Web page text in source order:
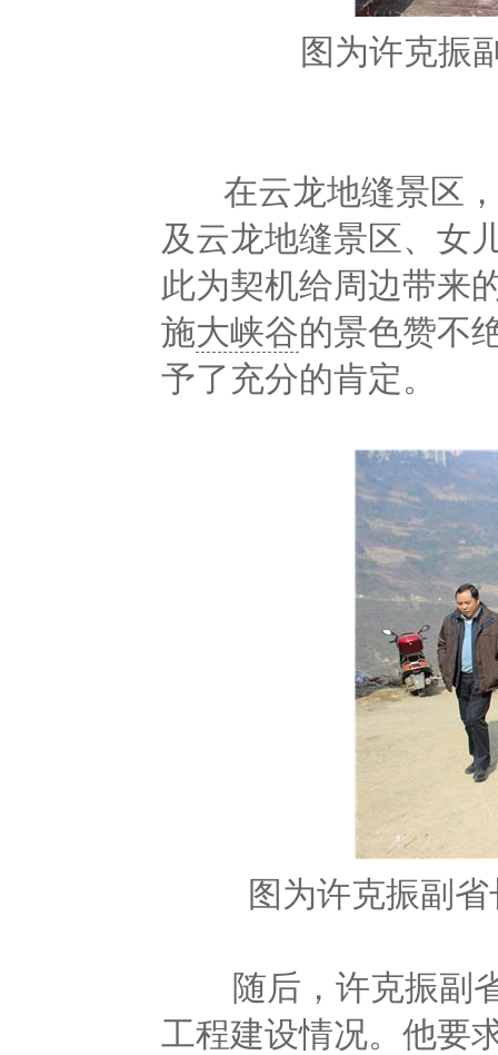
图为许克振
在云龙地缝景区，
及云龙地缝景区、女
此为契机给周边带来
施大峡谷的景色赞不
予了充分的肯定。
图为许克振副
随后，许克振副
工程建设情况。他要